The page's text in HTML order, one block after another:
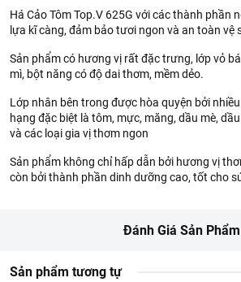
Há Cảo Tôm Top.V 625G với các thành phần
lựa kĩ càng, đảm bảo tươi ngon và an toàn vệ
Sản phẩm có hương vị rất đặc trưng, lớp vỏ
mì, bột năng có độ dai thơm, mềm dẻo.
Lớp nhân bên trong được hòa quyện bởi
hạng đặc biệt là tôm, mực, măng, dầu mè,
và các loại gia vị thơm ngon
Sản phẩm không chỉ hấp dẫn bởi hương vị
còn bởi thành phần dinh dưỡng cao, tốt cho
Đánh Giá Sản Phẩm
Sản phẩm tương tự